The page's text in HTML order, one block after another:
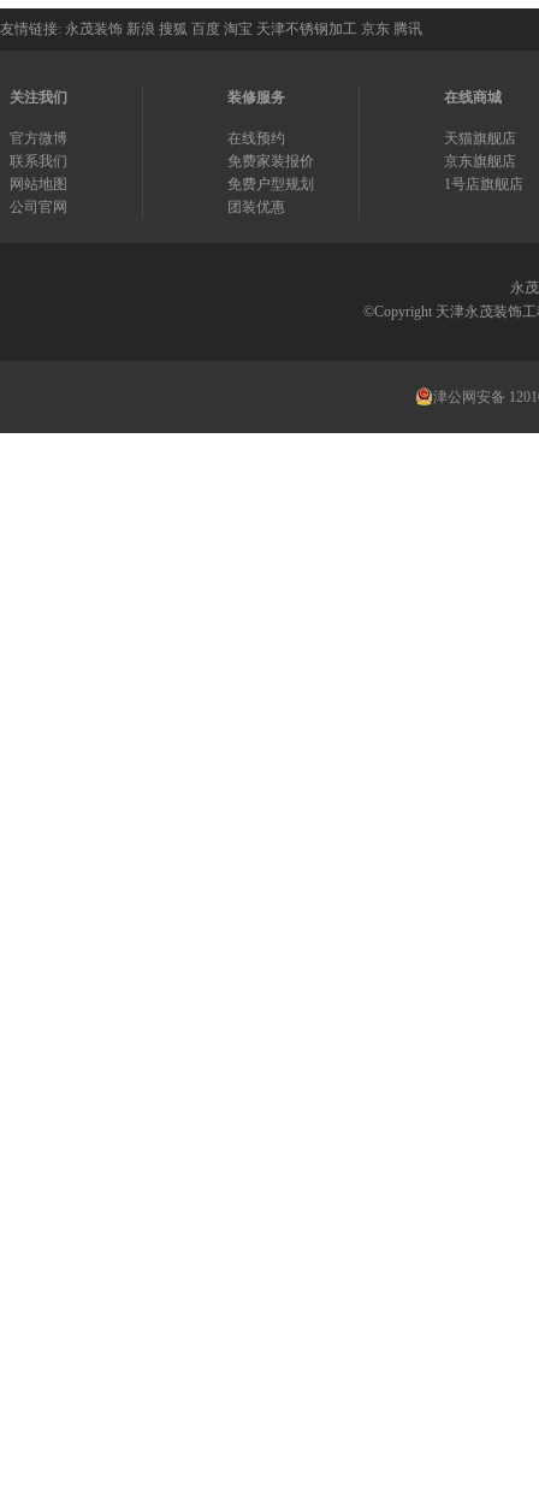
友情链接: 永茂装饰 新浪 搜狐 百度 淘宝 天津不锈钢加工 京东 腾讯
关注我们
官方微博
联系我们
网站地图
公司官网
装修服务
在线预约
免费家装报价
免费户型规划
团装优惠
在线商城
天猫旗舰店
京东旗舰店
1号店旗舰店
永
©Copyright 天津永茂装饰
津公网安备